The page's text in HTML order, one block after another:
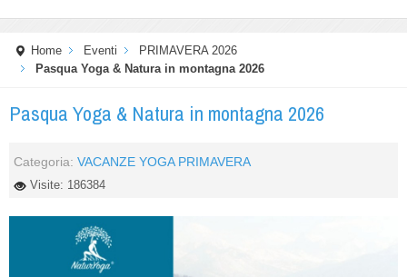
Home Eventi
PRIMAVERA 2026
Pasqua Yoga & Natura in montagna 2026
Pasqua Yoga & Natura in montagna 2026
Categoria: VACANZE YOGA PRIMAVERA
Visite: 186384